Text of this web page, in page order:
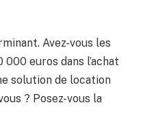
Avez-vous les
euros dans l’achat
solution de location
? Posez-vous la